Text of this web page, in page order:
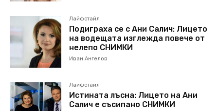
Лайфстайл
Подиграха се с Ани Салич: Лицето
на водещата изглежда повече от
нелепо СНИМКИ
Иван Ангелов
Лайфстайл
Истината лъсна: Лицето на Ани
Салич е съсипано СНИМКИ